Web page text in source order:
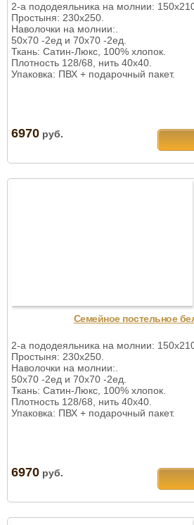
2-а пододеяльника на молнии:
Простыня: 230х250.
Наволочки на молнии:.
50х70 -2ед и 70х70 -2ед.
Ткань: Сатин-Люкс, 100% хлопок.
Плотность 128/68, нить 40х40.
Упаковка: ПВХ + подарочный пакет.
6970 руб.
Семейное постельное
2-а пододеяльника на молнии:
Простыня: 230х250.
Наволочки на молнии:.
50х70 -2ед и 70х70 -2ед.
Ткань: Сатин-Люкс, 100% хлопок.
Плотность 128/68, нить 40х40.
Упаковка: ПВХ + подарочный пакет.
6970 руб.